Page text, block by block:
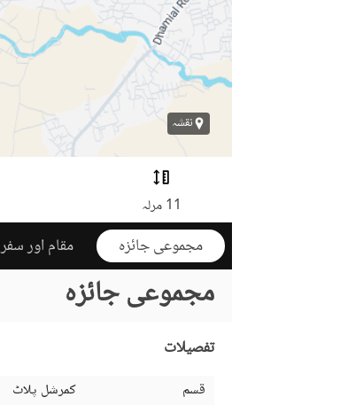
نقشہ
11 مرلہ
مجموعی جائزہ مقام اور سفر
مجموعی جائزہ
تفصیلات
قسم
کمرشل پلاٹ